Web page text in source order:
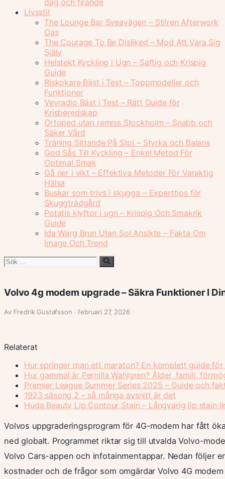
dag och firande
Livsstil
The Lounge Bar Sveavägen – Stilren Afterwork
Oas
The Courage To Be Disliked – Mod Att Vara Sig
Själv
Helstekt Kyckling i Ugn – Saftig och Krispig
Guide
Riskokare Bäst i Test – Toppmodeller och
Funktioner
Vevradio Bäst i Test – Rätt Guide för
Krisberedskap
Ortoped utan remiss Stockholm – Snabb och
Säker Vård
Träning Sittande På Stol – Styrka och Balans
God Sås Till Kyckling – Enkel Metod För
Optimal Smak
Gå ner i vikt – Effektiva Metoder För Varaktig
Hälsa
Buskar som trivs i skugga – Experttips för
Skuggträdgård
Potatis klyftor i ugn – Krispig Och Smakrik
Guide
Ida Warg Brun Utan Sol Ansikte – Fakta Om
Image Och Trend
Sök
Volvo 4g modem upgrade – Säkra Funktioner I
Av Fredrik Gustafsson · februari 27, 2026
Relaterat
Hur springer man ett maraton? En komplett guide
Hur gammal är Pernilla Wahlgren? Ålder, familj,
Premier League Summer Series 2025 – Guide och
1923 säsong 2 – så många avsnitt är det
Huda Beauty Lip Contour Stain – Långvarig lip stain
Volvos uppgraderingsprogram för 4G-modem har fått
ned globalt. Programmet riktar sig till utvalda Volvo-
Volvo Cars-appen och infotainmentappar. Nedan följer
kostnader och de frågor som omgärdar Volvo 4G